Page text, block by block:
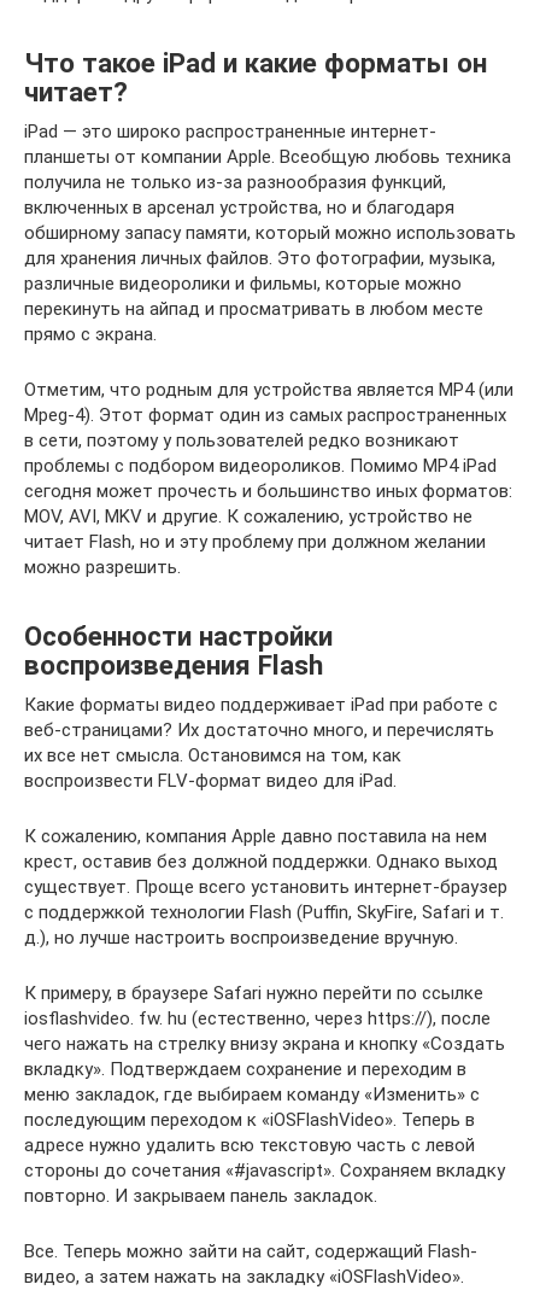
Что такое iPad и какие форматы он
читает?
iPad — это широко распространенные интернет-
планшеты от компании Apple. Всеобщую любовь техника
получила не только из-за разнообразия функций,
включенных в арсенал устройства, но и благодаря
обширному запасу памяти, который можно использовать
для хранения личных файлов. Это фотографии, музыка,
различные видеоролики и фильмы, которые можно
перекинуть на айпад и просматривать в любом месте
прямо с экрана.
Отметим, что родным для устройства является MP4 (или
Mpeg-4). Этот формат один из самых распространенных
в сети, поэтому у пользователей редко возникают
проблемы с подбором видеороликов. Помимо MP4 iPad
сегодня может прочесть и большинство иных форматов:
MOV, AVI, MKV и другие. К сожалению, устройство не
читает Flash, но и эту проблему при должном желании
можно разрешить.
Особенности настройки
воспроизведения Flash
Какие форматы видео поддерживает iPad при работе с
веб-страницами? Их достаточно много, и перечислять
их все нет смысла. Остановимся на том, как
воспроизвести FLV-формат видео для iPad.
К сожалению, компания Apple давно поставила на нем
крест, оставив без должной поддержки. Однако выход
существует. Проще всего установить интернет-браузер
с поддержкой технологии Flash (Puffin, SkyFire, Safari и т.
д.), но лучше настроить воспроизведение вручную.
К примеру, в браузере Safari нужно перейти по ссылке
iosflashvideo. fw. hu (естественно, через https://), после
чего нажать на стрелку внизу экрана и кнопку «Создать
вкладку». Подтверждаем сохранение и переходим в
меню закладок, где выбираем команду «Изменить» с
последующим переходом к «iOSFlashVideo». Теперь в
адресе нужно удалить всю текстовую часть с левой
стороны до сочетания «#javascript». Сохраняем вкладку
повторно. И закрываем панель закладок.
Все. Теперь можно зайти на сайт, содержащий Flash-
видео, а затем нажать на закладку «iOSFlashVideo».